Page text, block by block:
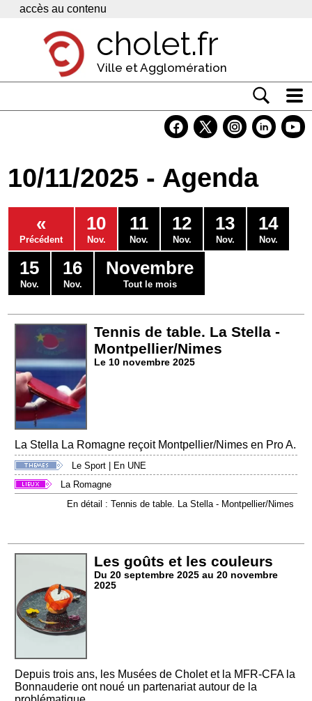
Panneau de gestion des cookies
accès au contenu
cholet.fr
Ville et Agglomération
Economie
Services
Contacts
10/11/2025 - Agenda
«
Précédent
10
Nov.
11
Nov.
12
Nov.
13
Nov.
14
Nov.
15
Nov.
16
Nov.
Novembre
Tout le mois
Tennis de table. La Stella -
Montpellier/Nimes
Le 10 novembre 2025
La Stella La Romagne reçoit Montpellier/Nimes en Pro A.
Le Sport | En UNE
La Romagne
En détail : Tennis de table. La Stella - Montpellier/Nimes
Les goûts et les couleurs
Du 20 septembre 2025 au 20 novembre
2025
Depuis trois ans, les Musées de Cholet et la MFR-CFA la
Bonnauderie ont noué un partenariat autour de la